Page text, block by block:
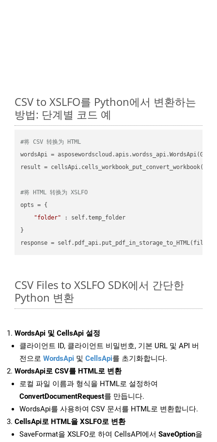
CSV to XSLFO를 Python에서 변환하는
방법: 단계별 코드 예
#将 CSV 转换为 HTML
wordsApi =
result =
#将 HTML 转换为 XSLFO
opts = {
"folder" : self.temp_folder
}
CSV Files to XSLFO SDK에서 간단한
Python 변환
WordsApi 및 CellsApi 설정
클라이언트 ID, 클라이언트 비밀번호, 기본 URL 및 API 버
전으로 WordsApi 및 CellsApi를 초기화합니다.
WordsApi로 CSV를 HTML로 변환
로컬 파일 이름과 형식을 HTML로 설정하여
ConvertDocumentRequest를 만듭니다.
WordsApi를 사용하여 CSV 문서를 HTML로 변환합니다.
CellsApi로 HTML을 XSLFO로 변환
SaveFormat을 XSLFO로 하여 CellsAPI에서 SaveOption을